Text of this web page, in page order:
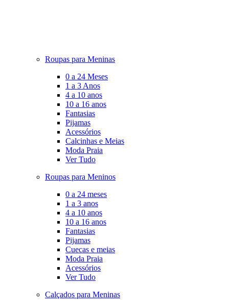
Roupas para Meninas
0 a 24 Meses
1 a 3 Anos
4 a 10 anos
10 a 16 anos
Fantasias
Pijamas
Acessórios
Calcinhas e Meias
Moda Praia
Ver Tudo
Roupas para Meninos
0 a 24 meses
1 a 3 anos
4 a 10 anos
10 a 16 anos
Fantasias
Pijamas
Cuecas e meias
Moda Praia
Acessórios
Ver Tudo
Calçados para Meninas